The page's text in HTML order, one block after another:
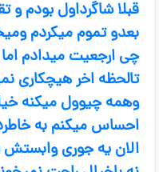
قبلا شاگرداول بودم و
بعدو تموم میکردم
چی ارجعیت میدادم
تالحظه اخر هیچکاری
وهمه چیوول میکنه
احساس میکنم به
الان یه جوری